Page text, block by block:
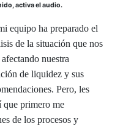
activa el audio.
equipo ha preparado el
de la situación que nos
afectando nuestra
de liquidez y sus
Pero, les
que primero me
de los procesos y